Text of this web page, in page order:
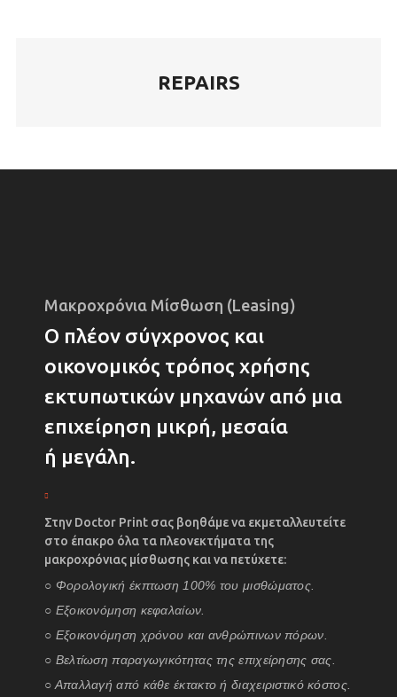
REPAIRS
Μακροχρόνια Μίσθωση (Leasing)
Ο πλέον σύγχρονος και
οικονομικός τρόπος χρήσης
εκτυπωτικών μηχανών από μια
επιχείρηση μικρή, μεσαία
ή μεγάλη.
Στην Doctor Print σας βοηθάμε να εκμεταλλευτείτε
στο έπακρο όλα τα πλεονεκτήματα της
μακροχρόνιας μίσθωσης και να πετύχετε:
○ Φορολογική έκπτωση 100% του μισθώματος.
○ Εξοικονόμηση κεφαλαίων.
○ Εξοικονόμηση χρόνου και ανθρώπινων πόρων.
○ Βελτίωση παραγωγικότητας της επιχείρησης σας.
○ Απαλλαγή από κάθε έκτακτο ή διαχειριστικό κόστος.